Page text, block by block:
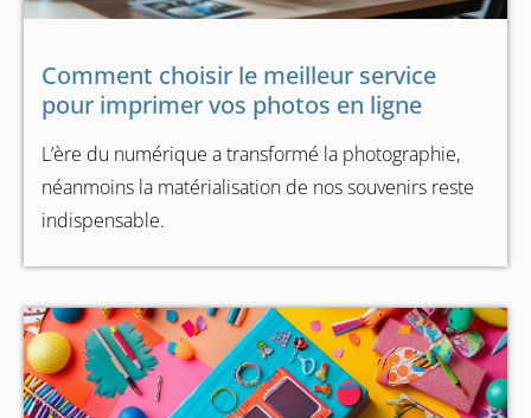
Comment choisir le meilleur service
pour imprimer vos photos en ligne
L’ère du numérique a transformé la photographie,
néanmoins la matérialisation de nos souvenirs reste
indispensable.